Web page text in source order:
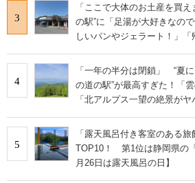
3
「ここで大体のお土産を買
の駅”に「足湯が大好きなの
しいパンやジェラート！」
4
「一年の半分は閉鎖」 “夏
の道の駅”が最高すぎた！「
「北アルプス一望の絶景がヤ
5
「露天風呂付き客室のある
TOP10！ 第1位は静岡県の
月26日は露天風呂の日】